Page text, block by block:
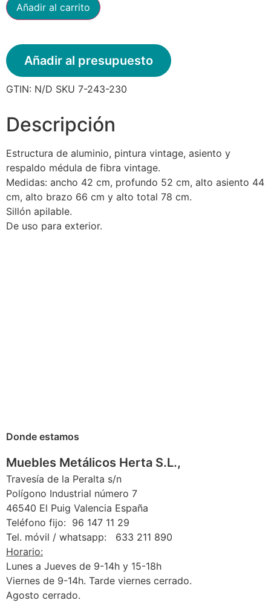
Añadir al carrito
Añadir al presupuesto
GTIN: N/D SKU 7-243-230
Descripción
Estructura de aluminio, pintura vintage, asiento y
respaldo médula de fibra vintage.
Medidas: ancho 42 cm, profundo 52 cm, alto asiento 44
cm, alto brazo 66 cm y alto total 78 cm.
Sillón apilable.
De uso para exterior.
Donde estamos
Muebles Metálicos Herta S.L.,
Travesía de la Peralta s/n
Polígono Industrial número 7
46540 El Puig Valencia España
Teléfono fijo: 96 147 11 29
Tel. móvil / whatsapp: 633 211 890
Horario:
Lunes a Jueves de 9-14h y 15-18h
Viernes de 9-14h. Tarde viernes cerrado.
Agosto cerrado.